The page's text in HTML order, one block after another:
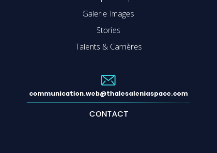
Galerie Images
Stories
Talents & Carrières
communication.web@thalesaleniaspace.com
CONTACT